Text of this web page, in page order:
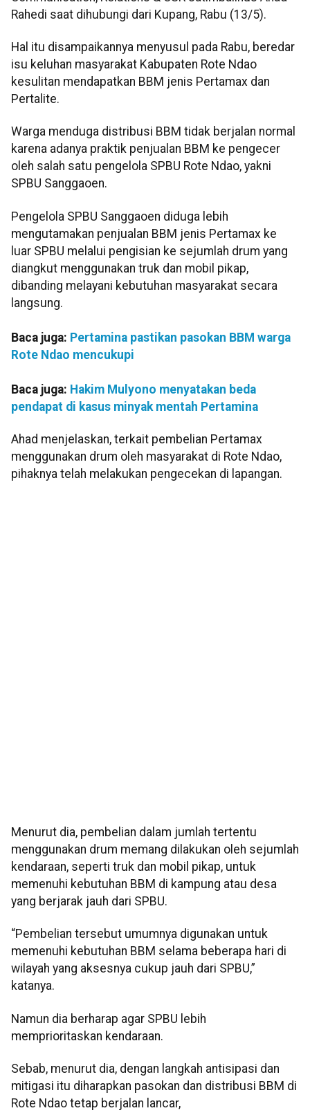
Rahedi saat dihubungi dari Kupang, Rabu (13/5).
Hal itu disampaikannya menyusul pada Rabu, beredar
isu keluhan masyarakat Kabupaten Rote Ndao
kesulitan mendapatkan BBM jenis Pertamax dan
Pertalite.
Warga menduga distribusi BBM tidak berjalan normal
karena adanya praktik penjualan BBM ke pengecer
oleh salah satu pengelola SPBU Rote Ndao, yakni
SPBU Sanggaoen.
Pengelola SPBU Sanggaoen diduga lebih
mengutamakan penjualan BBM jenis Pertamax ke
luar SPBU melalui pengisian ke sejumlah drum yang
diangkut menggunakan truk dan mobil pikap,
dibanding melayani kebutuhan masyarakat secara
langsung.
Baca juga: Pertamina pastikan pasokan BBM warga
Rote Ndao mencukupi
Baca juga: Hakim Mulyono menyatakan beda
pendapat di kasus minyak mentah Pertamina
Ahad menjelaskan, terkait pembelian Pertamax
menggunakan drum oleh masyarakat di Rote Ndao,
pihaknya telah melakukan pengecekan di lapangan.
Menurut dia, pembelian dalam jumlah tertentu
menggunakan drum memang dilakukan oleh sejumlah
kendaraan, seperti truk dan mobil pikap, untuk
memenuhi kebutuhan BBM di kampung atau desa
yang berjarak jauh dari SPBU.
“Pembelian tersebut umumnya digunakan untuk
memenuhi kebutuhan BBM selama beberapa hari di
wilayah yang aksesnya cukup jauh dari SPBU,”
katanya.
Namun dia berharap agar SPBU lebih
memprioritaskan kendaraan.
Sebab, menurut dia, dengan langkah antisipasi dan
mitigasi itu diharapkan pasokan dan distribusi BBM di
Rote Ndao tetap berjalan lancar,